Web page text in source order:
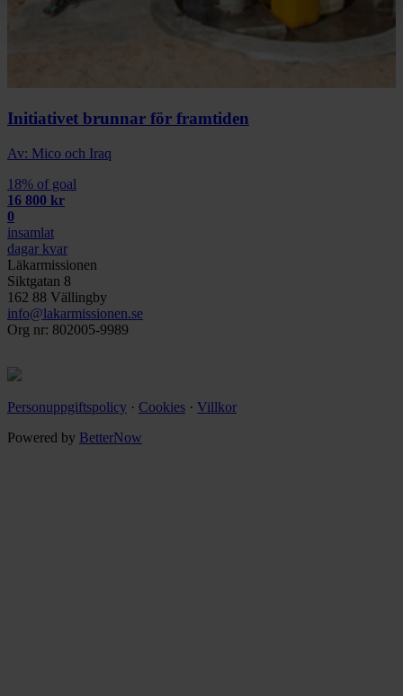
Initiativet brunnar för framtiden
Av: Mico och Iraq
18% of goal
16 800 kr
0
insamlat
dagar kvar
Läkarmissionen
Siktgatan 8
162 88 Vällingby
info@lakarmissionen.se
Org nr: 802005-9989
Personuppgiftspolicy · Cookies · Villkor
Powered by BetterNow